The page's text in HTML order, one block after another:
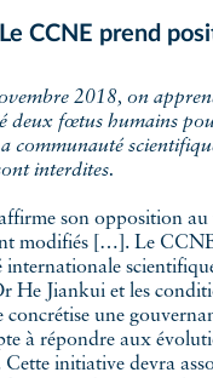
Le CCNE prend
deux fœtus humains
communauté
interdites.
son opposition
modifiés […]. Le
internationale
He Jiankui et les
concrétise une
à répondre aux
Cette initiative devra